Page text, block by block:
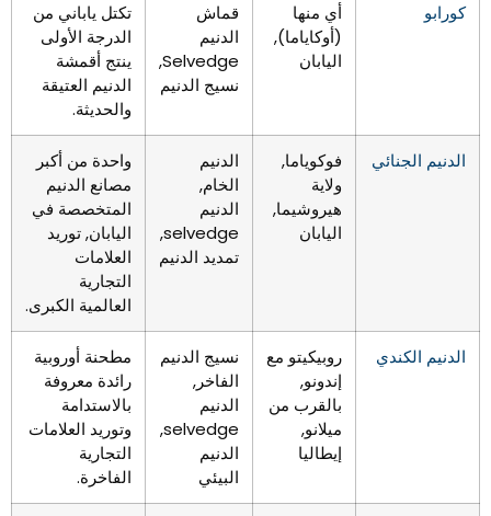
كورابو
أي منها
(أوكاياما),
اليابان
قماش
الدنيم
Selvedge,
نسيج الدنيم
تكتل ياباني من
الدرجة الأولى
ينتج أقمشة
الدنيم العتيقة
والحديثة.
الدنيم الجنائي
فوكوياما,
ولاية
هيروشيما,
اليابان
الدنيم
الخام,
الدنيم
selvedge,
تمديد الدنيم
واحدة من أكبر
مصانع الدنيم
المتخصصة في
اليابان, توريد
العلامات
التجارية
العالمية الكبرى.
الدنيم الكندي
روبيكيتو مع
إندونو,
بالقرب من
ميلانو,
إيطاليا
نسيج الدنيم
الفاخر,
الدنيم
selvedge,
الدنيم
البيئي
مطحنة أوروبية
رائدة معروفة
بالاستدامة
وتوريد العلامات
التجارية
الفاخرة.